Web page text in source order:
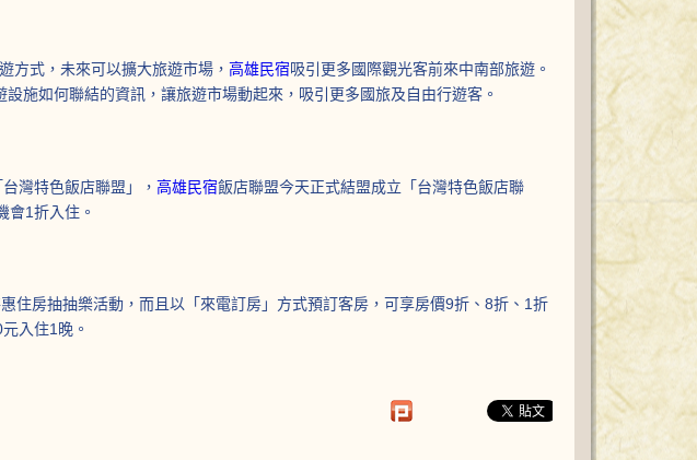
方式，未來可以擴大旅遊市場， 高雄民宿吸引更多國際觀光客前來中南部旅遊。
施如何聯結的資訊，讓旅遊市場動起來，吸引更多國旅及自由行遊客。
灣特色飯店聯盟」， 高雄民宿飯店聯盟今天正式結盟成立「台灣特色飯店聯
會1折入住。
住房抽抽樂活動，而且以「來電訂房」方式預訂客房，可享房價9折、8折、1折
入住1晚。